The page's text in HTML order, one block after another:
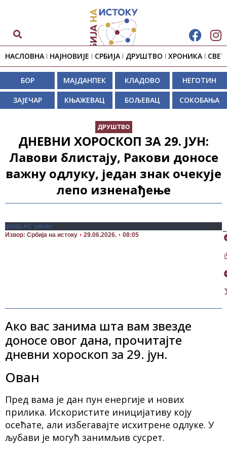
НАСЛОВНА НАЈНОВИЈЕ СРБИЈА ДРУШТВО ХРОНИКА СВЕТ
БОР МАЈДАНПЕК КЛАДОВО НЕГОТИН
ЗАЈЕЧАР КЊАЖЕВАЦ БОЉЕВАЦ СОКОБАЊА
ДРУШТВО
ДНЕВНИ ХОРОСКОП ЗА 29. ЈУН:
Лавови блистају, Ракови доносе
важну одлуку, један знак очекује
лепо изненађење
фото:НС уживо
Извор: Србија на истоку
29.06.2026. 08:05
Ако вас занима шта вам звезде
доносе овог дана, прочитајте
дневни хороскоп за 29. јун.
Ован
Пред вама је дан пун енергије и нових
прилика. Искористите иницијативу коју
осећате, али избегавајте исхитрене одлуке. У
љубави је могућ занимљив сусрет.